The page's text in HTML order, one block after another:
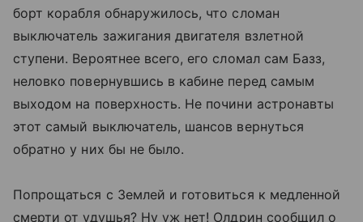
борт корабля обнаружилось, что сломан
выключатель зажигания двигателя взлетной
ступени. Вероятнее всего, его сломал сам Базз,
неловко повернувшись в кабине перед самым
выходом на поверхность. Не почини астронавты
этот самый выключатель, шансов вернуться
обратно у них бы не было.
Попрощаться с Землей и готовиться к медленной
смерти от удушья? Ну уж нет! Олдрин сообщил о